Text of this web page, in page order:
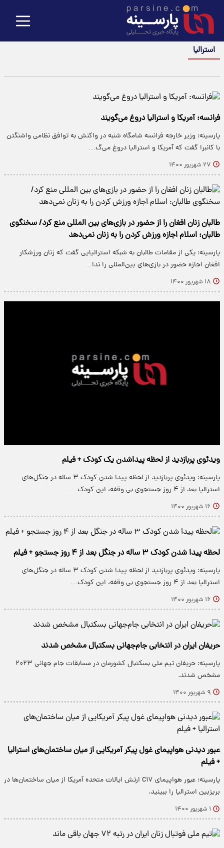
استرالیا
فرانسه: آمریکا و استرالیا دروغ می‌گویند
پارسینه: وزیر خارجه فرانسه شامگاه شنبه در واکنش به توافق نظامی واشنگتن
با کانبرا گفت که آمریکا و استرالیا دروغ می‌گ…
۲۷ شهریور ۱۴۰۰
طالبان زنان افغان را از حضور در بازی‌های بین المللی منع کرد/ سخنگوی
طالبان: اسلام اجازه ورزش کردن را به زنان نمی‌دهد
پارسینه: یکی از مقامات طالبان به شبکه استرالیایی گفت که زنان ورزشکار
افغان اجازه حضور در بازی‌های بین‌المللی را ندا…
۱۸ شهریور ۱۴۰۰
ویدئوی پربازدید از لحظه پیداشدن یک کودک + فیلم
پارسینه: ویدئوی پربازدید از لحظه پیدا شدن کودک ۳ ساله در جنگل‌های
استرالیا بعد از ۴ روز جستجوی بی وقفه، این کودک…
۱۶ شهریور ۱۴۰۰
لحظه پیدا شدن کودک ۳ ساله در جنگل بعد از ۴ روز جستجو + فیلم
پارسینه: ویدئوی پربازدید از لحظه پیدا شدن کودک ۳ ساله در جنگل‌های
استرالیا بعد از ۴ روز جستجوی بی وقفه، این کودک…
۱۶ شهریور ۱۴۰۰
حریفان ایران در انتخابی جام‌جهانی بسکتبال مشخص شدند
پارسینه: حریفان تیم ملی بسکتبال کشورمان در مسابقات جام جهانی ۲۰۲۳
مشخص شدند.
۹ شهریور ۱۴۰۰
عبور دیدنی هواپیمای غول پیکر آمریکایی از میان ساختمان‌های استرالیا
+ فیلم
پارسینه: عبور هواپیمای C۱۷ ارتش ایالات متحده آمریکا از میان ساختمان‌ها در
بریزبین استرالیا را ببینید.
۱ شهریور ۱۴۰۰